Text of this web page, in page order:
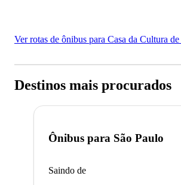
Ver rotas de ônibus para Casa da Cultura
Destinos mais procurados
Ônibus para São Paulo
Saindo de